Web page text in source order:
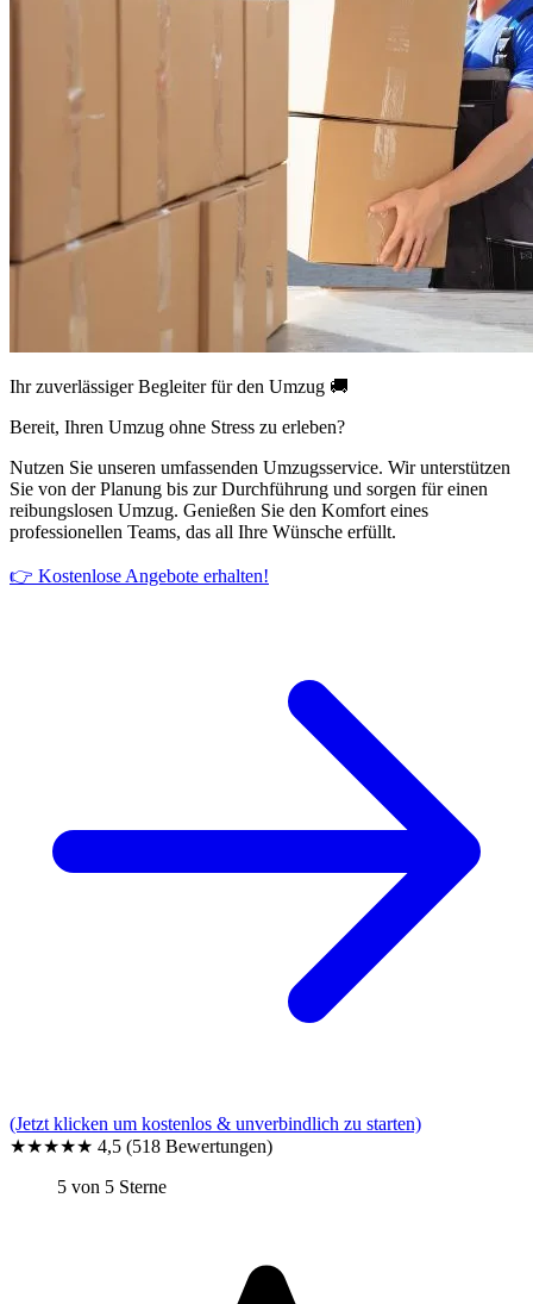
Ihr zuverlässiger Begleiter für den Umzug 🚚
Bereit, Ihren Umzug ohne Stress zu erleben?
Nutzen Sie unseren umfassenden Umzugsservice. Wir unterstützen
Sie von der Planung bis zur Durchführung und sorgen für einen
reibungslosen Umzug. Genießen Sie den Komfort eines
professionellen Teams, das all Ihre Wünsche erfüllt.
👉 Kostenlose Angebote erhalten!
(Jetzt klicken um kostenlos & unverbindlich zu starten)
★★★★★ 4,5 (518 Bewertungen)
5 von 5 Sterne